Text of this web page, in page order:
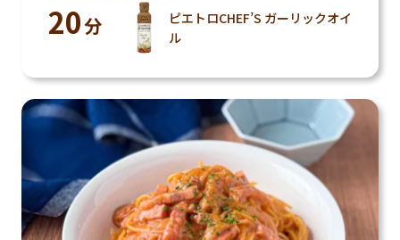
20分
ピエトロCHEF’S ガーリックオイ
ル